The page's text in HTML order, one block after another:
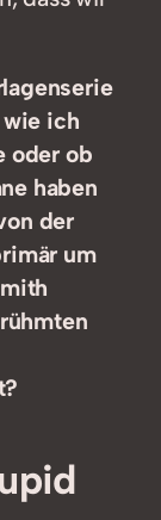
ich
oder ob
haben
der
um